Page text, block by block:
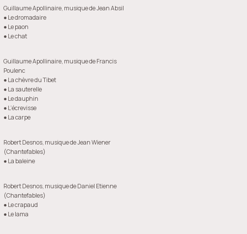
Guillaume Apollinaire, musique de Jean Absil
● Le dromadaire
● Le paon
● Le chat
Guillaume Apollinaire, musique de Francis
Poulenc
● La chèvre du Tibet
● La sauterelle
● Le dauphin
● L’écrevisse
● La carpe
Robert Desnos, musique de Jean Wiener
(Chantefables)
● La baleine
Robert Desnos, musique de Daniel Etienne
(Chantefables)
● Le crapaud
● Le lama